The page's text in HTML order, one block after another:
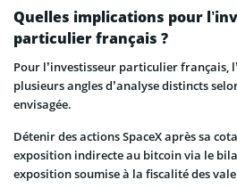
Quelles implications pour
particulier français ?
Pour l’investisseur particulier français,
plusieurs angles d’analyse distincts
envisagée.
Détenir des actions SpaceX après sa
exposition indirecte au bitcoin via le
exposition soumise à la fiscalité des